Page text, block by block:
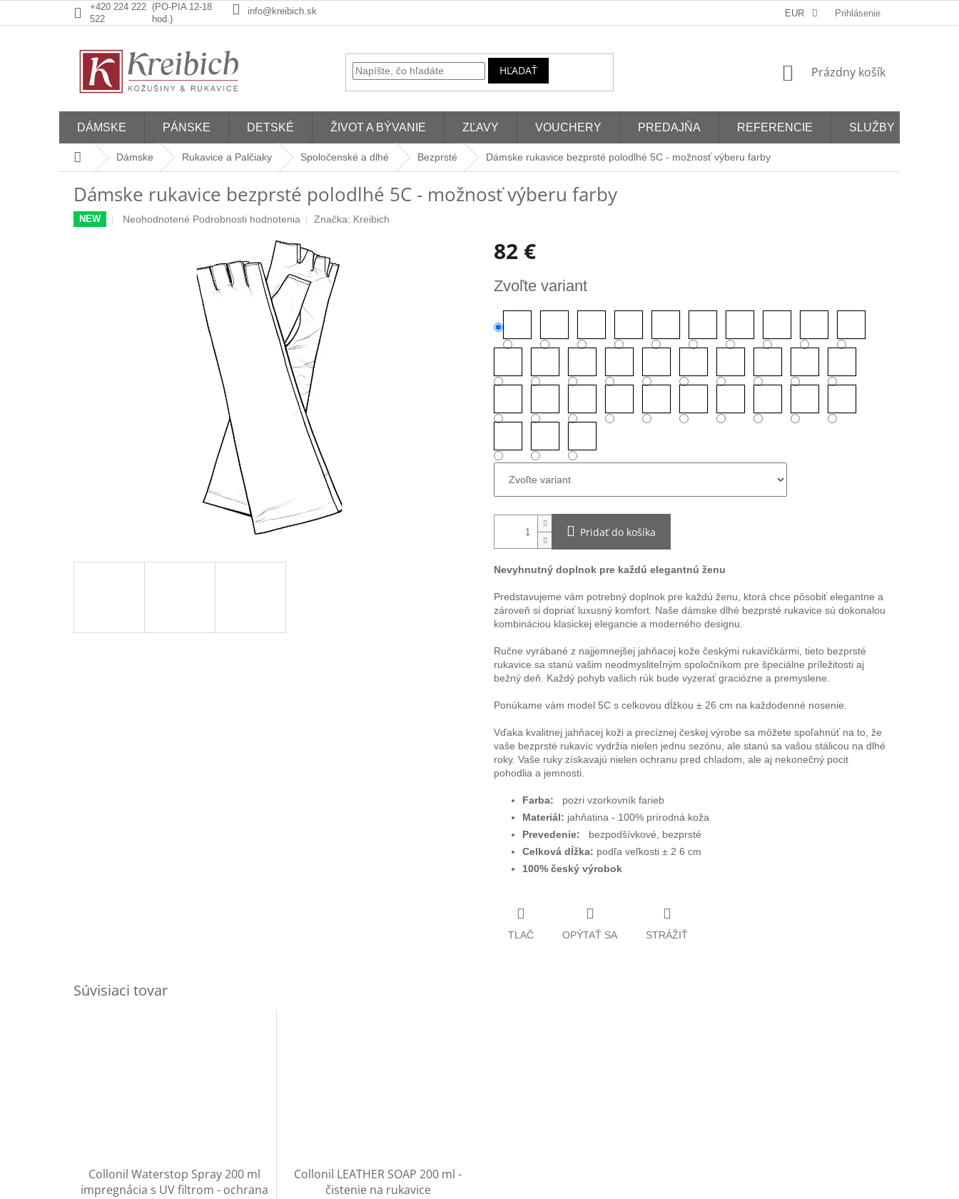
+420 224 222
522
(PO-PIA 12-18
hod.)
info@kreibich.sk EUR Prihlásenie
HĽADAŤ
NÁKUPNÝ
Prázdny košík
DÁMSKE PÁNSKE DETSKÉ ŽIVOT A BÝVANIE ZĽAVY VOUCHERY PREDAJŇA REFERENCIE SLUŽBY
DomovDámske Rukavice a Palčiaky Spoločenské a dlhé Bezprsté Dámske rukavice bezprsté polodlhé 5C - možnosť výberu farby
Dámske rukavice bezprsté polodlhé 5C - možnosť výberu farby
NEW
Priemerné
Neohodnotené Podrobnosti hodnotenia Značka: Kreibich
82 €
cena:
Zvoľte variant
Pridať do košíka
Nevyhnutný doplnok pre každú elegantnú ženu
Predstavujeme vám potrebný doplnok pre každú ženu, ktorá chce pôsobiť elegantne a
zároveň si dopriať luxusný komfort. Naše dámske dlhé bezprsté rukavice sú dokonalou
kombináciou klasickej elegancie a moderného designu.
Ručne vyrábané z najjemnejšej jahňacej kože českými rukavičkármi, tieto bezprsté
rukavice sa stanú vašim neodmysliteľným spoločníkom pre špeciálne príležitosti aj
bežný deň. Každý pohyb vašich rúk bude vyzerať graciózne a premyslene.
Ponúkame vám model 5C s celkovou dĺžkou ± 26 cm na každodenné nosenie.
Vďaka kvalitnej jahňacej koži a precíznej českej výrobe sa môžete spoľahnúť na to, že
vaše bezprsté rukavíc vydržia nielen jednu sezónu, ale stanú sa vašou stálicou na dlhé
roky. Vaše ruky získavajú nielen ochranu pred chladom, ale aj nekonečný pocit
pohodlia a jemnosti.
Farba:
pozri vzorkovník farieb
Materiál: jahňatina - 100% prírodná koža
Prevedenie:
bezpodšívkové, bezprsté
Celková dĺžka: podľa veľkosti ± 2 6 cm
100% český výrobok
TLAČ OPÝTAŤ SA STRÁŽIŤ
Súvisiaci tovar
Collonil Waterstop Spray 200 ml
impregnácia s UV filtrom - ochrana
Collonil LEATHER SOAP 200 ml -
čistenie na rukavice